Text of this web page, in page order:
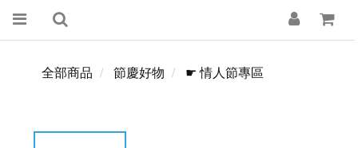
全部商品 節慶好物 ☛ 情人節專區